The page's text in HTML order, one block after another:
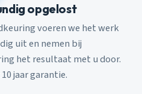
opgelost
voeren we het werk
uit en nemen bij
het resultaat met u door.
jaar garantie.